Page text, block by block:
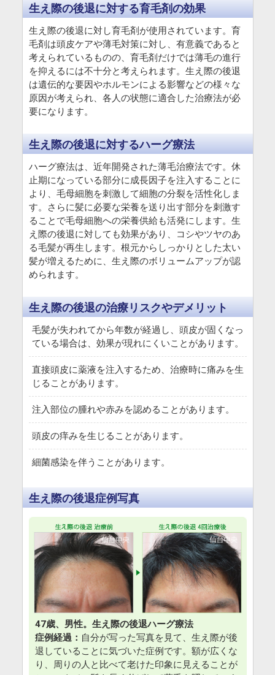
生え際の後退に対する育毛剤の効果
生え際の後退に対し育毛剤が使用されています。育
毛剤は頭皮ケアや薄毛対策に対し、有意義であると
考えられているものの、育毛剤だけでは薄毛の進行
を抑えるには不十分と考えられます。生え際の後退
は遺伝的な要因やホルモンによる影響などの様々な
原因が考えられ、各人の状態に適合した治療法が必
要になります。
生え際の後退に対するハーグ療法
ハーグ療法は、近年開発された薄毛治療法です。休
止期になっている部分に成長因子を注入することに
より、毛母細胞を刺激して細胞の分裂を活性化しま
す。さらに髪に必要な栄養を送り出す部分を刺激す
ることで毛母細胞への栄養供給も活発にします。生
え際の後退に対しても効果があり、コシやツヤのあ
る毛髪が再生します。根元からしっかりとした太い
髪が増えるために、生え際のボリュームアップが認
められます。
生え際の後退の治療リスクやデメリット
毛髪が失われてから年数が経過し、頭皮が固くなっ
ている場合は、効果が現れにくいことがあります。
直接頭皮に薬液を注入するため、治療時に痛みを生
じることがあります。
注入部位の腫れや赤みを認めることがあります。
頭皮の痒みを生じることがあります。
細菌感染を伴うことがあります。
生え際の後退症例写真
47歳、男性。生え際の後退ハーグ療法
症例経過： 自分が写った写真を見て、生え際が後
退していることに気づいた症例です。額が広くな
り、周りの人と比べて老けた印象に見えることが